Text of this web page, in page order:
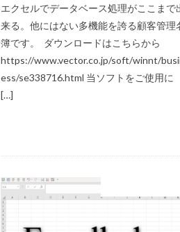
エクセルでデータベース処理がここまで
来る。他にはない多機能を誇る顧客管理
簿です。 ダウンロードはこちらから
https://www.vector.co.jp/soft/winnt/
ess/se338716.html 当ソフトをご使用に
[…]
税額表
税額計算
資金繰り表
迷惑メール
顧客管理システム
顧客
予約管理 人
#werckmeister
#wagner
#Faustus
#flute